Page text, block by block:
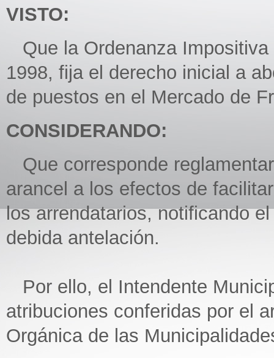
VISTO:
Que la Ordenanza
1998, fija el derecho inicial a
de puestos en el Mercado de
CONSIDERANDO:
Que corresponde
arancel a los efectos de
los arrendatarios, notificando
debida antelación.
Por ello, el Intendente
atribuciones conferidas por el
Orgánica de las